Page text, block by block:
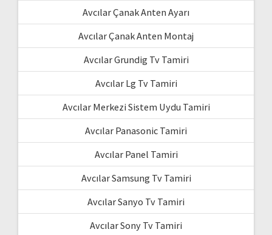
Avcılar Çanak Anten Ayarı
Avcılar Çanak Anten Montaj
Avcılar Grundig Tv Tamiri
Avcılar Lg Tv Tamiri
Avcılar Merkezi Sistem Uydu Tamiri
Avcılar Panasonic Tamiri
Avcılar Panel Tamiri
Avcılar Samsung Tv Tamiri
Avcılar Sanyo Tv Tamiri
Avcılar Sony Tv Tamiri